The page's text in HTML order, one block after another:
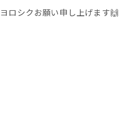
ロシクお願い申し上げます🙌